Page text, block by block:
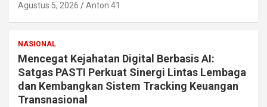
Agustus 5, 2026 Anton 41
NASIONAL
Mencegat Kejahatan Digital Berbasis AI:
Satgas PASTI Perkuat Sinergi Lintas Lembaga
dan Kembangkan Sistem Tracking Keuangan
Transnasional